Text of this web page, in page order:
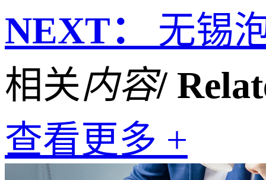
NEXT：
无锡
相关内容/
查看更多 +